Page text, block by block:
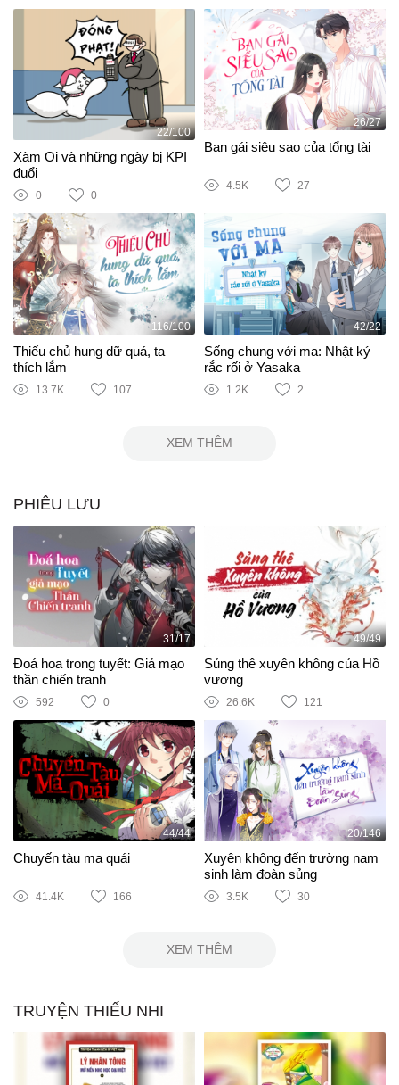
22/100
Xàm Oi và những ngày bị KPI
đuổi
0 0
26/27
Bạn gái siêu sao của tổng tài
4.5K 27
116/100
Thiếu chủ hung dữ quá, ta
thích lắm
13.7K 107
42/22
Sống chung với ma: Nhật ký
rắc rối ở Yasaka
1.2K 2
XEM THÊM
PHIÊU LƯU
31/17
Đoá hoa trong tuyết: Giả mạo
thần chiến tranh
592 0
49/49
Sủng thê xuyên không của Hồ
vương
26.6K 121
44/44
Chuyến tàu ma quái
41.4K 166
20/146
Xuyên không đến trường nam
sinh làm đoàn sủng
3.5K 30
XEM THÊM
TRUYỆN THIẾU NHI